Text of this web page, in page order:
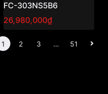
FC-303NS5B6
26,980,000₫
1 2 3 … 51